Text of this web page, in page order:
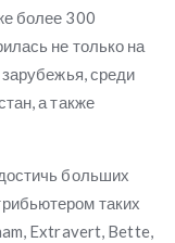
более 300
не только на
среди
а также
больших
таких
Extravert, Bette,